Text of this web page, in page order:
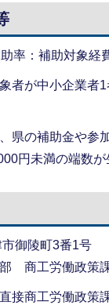
助率：補助対象
者が中小企業者
、県の補助金や
円未満の端数
御陵町3番1号
商工労働政策
接商工労働政策